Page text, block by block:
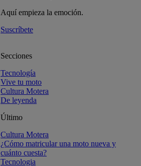
Aquí empieza la emoción.
Suscríbete
Secciones
Tecnología
Vive tu moto
Cultura Motera
De leyenda
Último
Cultura Motera
¿Cómo matricular una moto nueva y
cuánto cuesta?
Tecnologia